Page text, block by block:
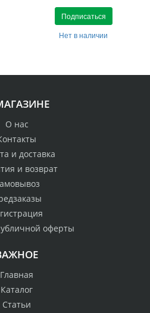
Подписаться
Нет в наличии
О нас
и доставка
и возврат
оферты
Главная
Каталог
Статьи